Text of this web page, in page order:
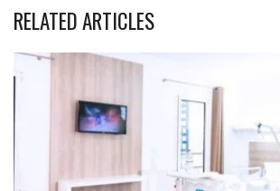
RELATED ARTICLES